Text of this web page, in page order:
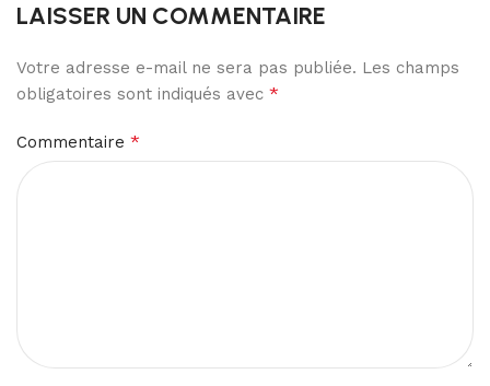
LAISSER UN COMMENTAIRE
Votre adresse e-mail ne sera pas publiée. Les champs
obligatoires sont indiqués avec *
Commentaire *